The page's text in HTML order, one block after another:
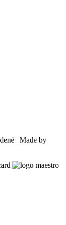
| Made by